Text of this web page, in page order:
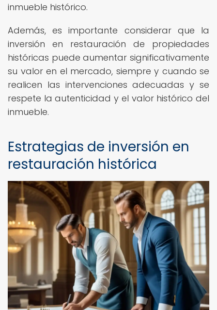
inmueble histórico.
Además, es importante considerar que la
inversión en restauración de propiedades
históricas puede aumentar significativamente
su valor en el mercado, siempre y cuando se
realicen las intervenciones adecuadas y se
respete la autenticidad y el valor histórico del
inmueble.
Estrategias de inversión en
restauración histórica